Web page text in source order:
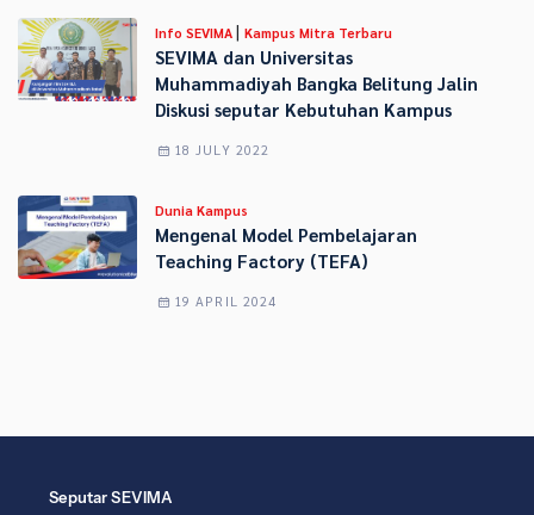
Info SEVIMA | Kampus Mitra Terbaru
SEVIMA dan Universitas
Muhammadiyah Bangka Belitung Jalin
Diskusi seputar Kebutuhan Kampus
18 JULY 2022
Dunia Kampus
Mengenal Model Pembelajaran
Teaching Factory (TEFA)
19 APRIL 2024
Seputar SEVIMA